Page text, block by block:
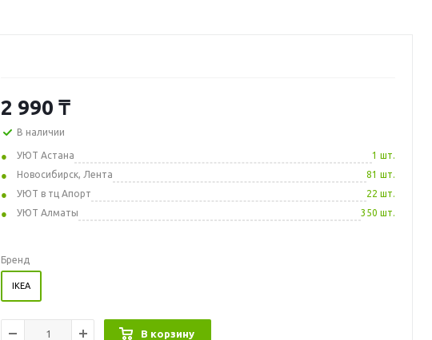
2 990 ₸
В наличии
УЮТ Астана
1 шт.
Новосибирск, Лента
81 шт.
УЮТ в тц Апорт
22 шт.
УЮТ Алматы
350 шт.
Бренд
IKEA
В корзину